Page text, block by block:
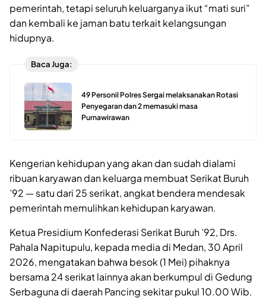
pemerintah, tetapi seluruh keluarganya ikut “mati suri”
dan kembali ke jaman batu terkait kelangsungan
hidupnya.
Baca Juga:
49 Personil Polres Sergai melaksanakan Rotasi
Penyegaran dan 2 memasuki masa
Purnawirawan
Kengerian kehidupan yang akan dan sudah dialami
ribuan karyawan dan keluarga membuat Serikat Buruh
’92 — satu dari 25 serikat, angkat bendera mendesak
pemerintah memulihkan kehidupan karyawan.
Ketua Presidium Konfederasi Serikat Buruh ’92, Drs.
Pahala Napitupulu, kepada media di Medan, 30 April
2026, mengatakan bahwa besok (1 Mei) pihaknya
bersama 24 serikat lainnya akan berkumpul di Gedung
Serbaguna di daerah Pancing sekitar pukul 10.00 Wib.